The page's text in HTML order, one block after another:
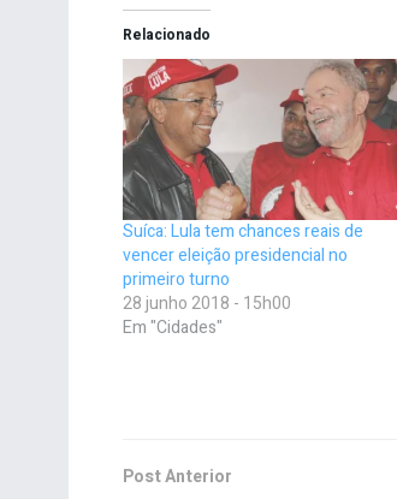
Relacionado
Suíca: Lula tem chances reais de
vencer eleição presidencial no
primeiro turno
28 junho 2018 - 15h00
Em "Cidades"
Post Anterior